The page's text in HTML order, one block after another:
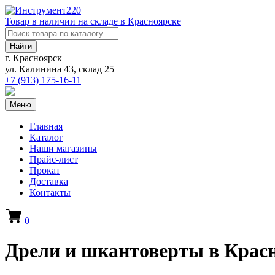
Товар в наличии на складе в Красноярске
Найти
г. Красноярск
ул. Калинина 43, склад 25
+7 (913) 175-16-11
Меню
Главная
Каталог
Наши магазины
Прайс-лист
Прокат
Доставка
Контакты
0
Дрели и шкантоверты в